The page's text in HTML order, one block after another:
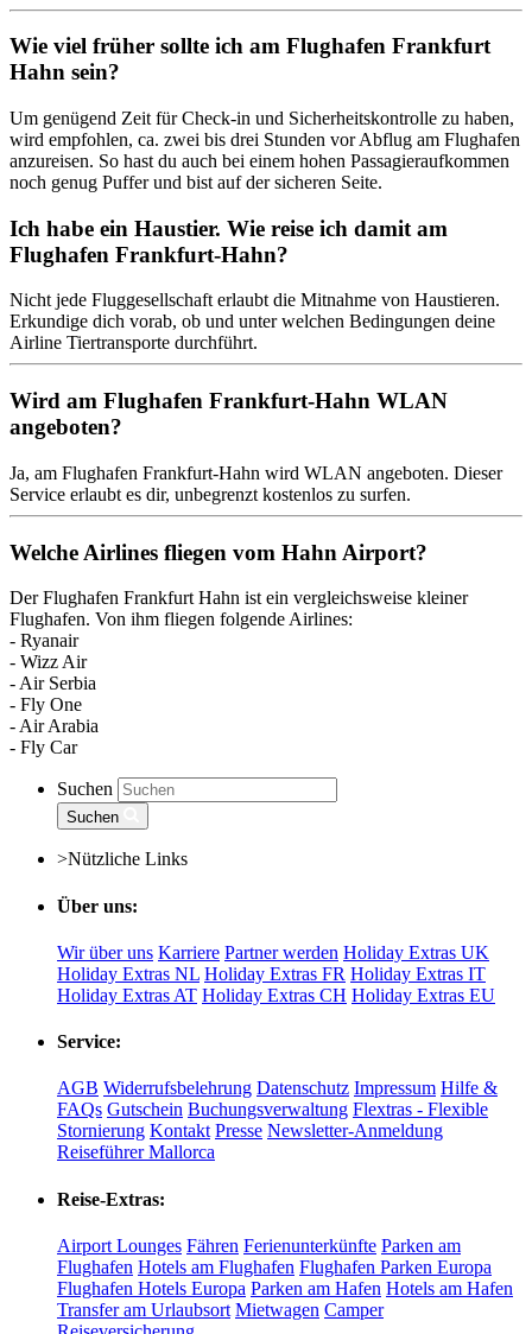
Wie viel früher sollte ich am Flughafen Frankfurt
Hahn sein?
Um genügend Zeit für Check-in und Sicherheitskontrolle zu haben,
wird empfohlen, ca. zwei bis drei Stunden vor Abflug am Flughafen
anzureisen. So hast du auch bei einem hohen Passagieraufkommen
noch genug Puffer und bist auf der sicheren Seite.
Ich habe ein Haustier. Wie reise ich damit am
Flughafen Frankfurt-Hahn?
Nicht jede Fluggesellschaft erlaubt die Mitnahme von Haustieren.
Erkundige dich vorab, ob und unter welchen Bedingungen deine
Airline Tiertransporte durchführt.
Wird am Flughafen Frankfurt-Hahn WLAN
angeboten?
Ja, am Flughafen Frankfurt-Hahn wird WLAN angeboten. Dieser
Service erlaubt es dir, unbegrenzt kostenlos zu surfen.
Welche Airlines fliegen vom Hahn Airport?
Der Flughafen Frankfurt Hahn ist ein vergleichsweise kleiner
Flughafen. Von ihm fliegen folgende Airlines:
- Ryanair
- Wizz Air
- Air Serbia
- Fly One
- Air Arabia
- Fly Car
Suchen
Suchen
>Nützliche Links
Über uns:
Wir über uns Karriere Partner werden Holiday Extras UK
Holiday Extras NL Holiday Extras FR Holiday Extras IT
Holiday Extras AT Holiday Extras CH Holiday Extras EU
Service:
AGB Widerrufsbelehrung Datenschutz Impressum Hilfe &
FAQs Gutschein Buchungsverwaltung Flextras - Flexible
Stornierung Kontakt Presse Newsletter-Anmeldung
Reiseführer Mallorca
Reise-Extras:
Airport Lounges Fähren Ferienunterkünfte Parken am
Flughafen Hotels am Flughafen Flughafen Parken Europa
Flughafen Hotels Europa Parken am Hafen Hotels am Hafen
Transfer am Urlaubsort Mietwagen Camper